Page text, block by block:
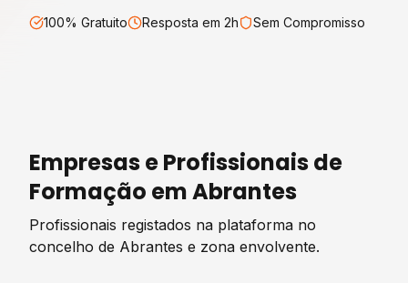
100% Gratuito Resposta em 2h Sem Compromisso
Empresas e Profissionais de
Formação emAbrantes
Profissionais registados na plataforma no
concelho de Abrantes e zona envolvente.